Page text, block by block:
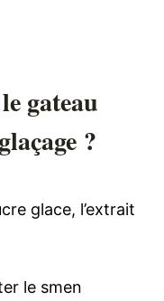
gateau
?
glace, l’extrait
le smen